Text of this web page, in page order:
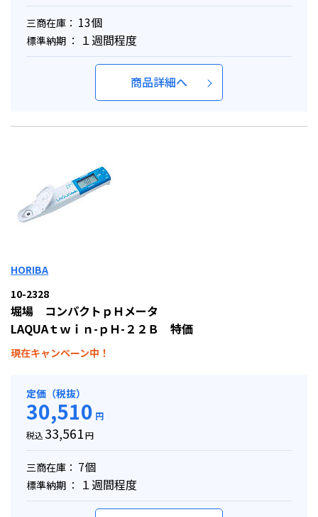
三商在庫： 13個
標準納期 ： １週間程度
商品詳細へ
HORIBA
10-2328
堀場 コンパクトｐＨメータ
LAQUAｔｗｉｎ-ｐＨ-２２Ｂ 特価
現在キャンペーン中！
定価（税抜）
30,510 円
税込 33,561円
三商在庫： 7個
標準納期 ： １週間程度